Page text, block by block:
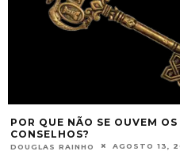
POR QUE NÃO SE OUVEM OS
CONSELHOS?
DOUGLAS RAINHO AGOSTO 13,